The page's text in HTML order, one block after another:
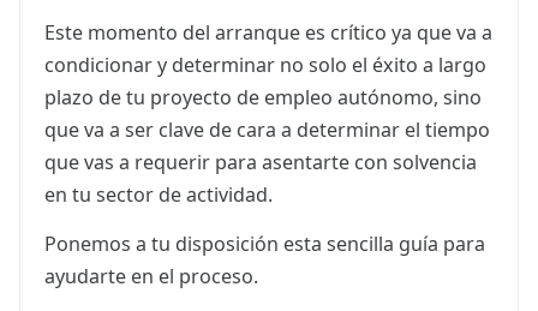
Este momento del arranque es crítico ya que va a
condicionar y determinar no solo el éxito a largo
plazo de tu proyecto de empleo autónomo, sino
que va a ser clave de cara a determinar el tiempo
que vas a requerir para asentarte con solvencia
en tu sector de actividad.
Ponemos a tu disposición esta sencilla guía para
ayudarte en el proceso.